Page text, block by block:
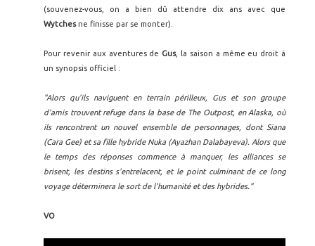
(souvenez-vous, on a bien dû attendre dix ans avec que
Wytchesne finisse par se monter).
Pour revenir aux aventures de Gus, la saison a même eu droit à
un synopsis officiel :
"Alors qu'ils naviguent en terrain périlleux, Gus et son groupe
d'amis trouvent refuge dans la base de The Outpost, en Alaska, où
ils rencontrent un nouvel ensemble de personnages, dont Siana
(Cara Gee) et sa fille hybride Nuka (Ayazhan Dalabayeva). Alors que
le temps des réponses commence à manquer, les alliances se
brisent, les destins s'entrelacent, et le point culminant de ce long
voyage déterminera le sort de l'humanité et des hybrides."
VO